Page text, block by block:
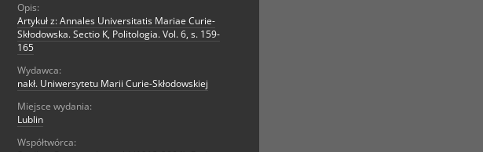
Opis:
Artykuł z: Annales Universitatis Mariae Curie-
Skłodowska. Sectio K, Politologia. Vol. 6, s. 159-
165
Wydawca:
nakł. Uniwersytetu Marii Curie-Skłodowskiej
Miejsce wydania:
Lublin
Współtwórca: